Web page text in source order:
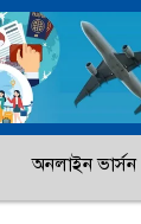
অনলাইন ভার্সন